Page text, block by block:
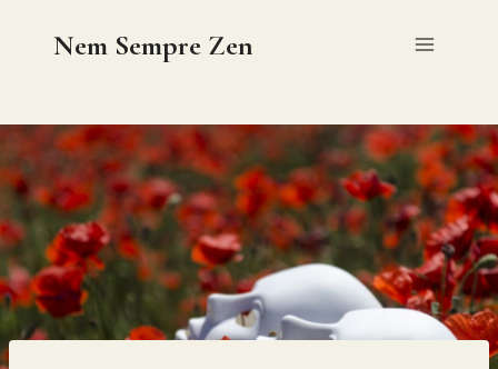
Nem Sempre Zen